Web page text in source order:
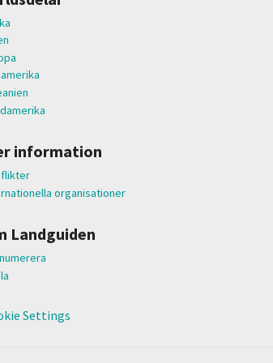
information
organisationer
Landguiden
Settings